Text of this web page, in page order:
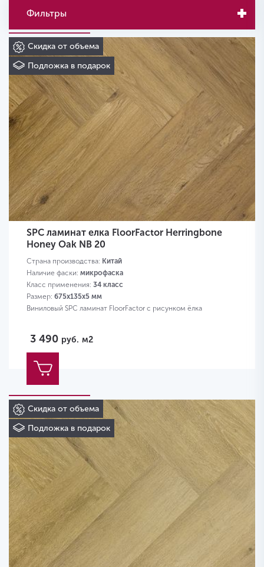
Фильтры
Скидка от объема
Подложка в подарок
SPC ламинат елка FloorFactor Herringbone
Honey Oak NB 20
Страна производства: Китай
Наличие фаски: микрофаска
Класс применения: 34 класс
Размер: 675х135х5 мм
Виниловый SPC ламинат FloorFactor с рисунком ёлка
3 490 руб. м2
Скидка от объема
Подложка в подарок